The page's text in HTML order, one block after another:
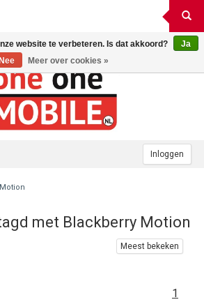
Inloggen
met Blackberry Motion
Meest bekeken
1
website te verbeteren. Is dat akkoord?
Ja
Nee
Meer over cookies »